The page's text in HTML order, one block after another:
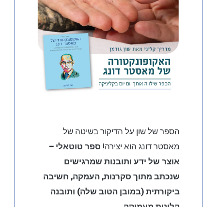
הספר של שון על הדיקור בשיטה של
מאסטר דונג הוא יצירה! ספר טוטאלי –
אוצר של ידע ותובנות שמרגישים
שנכתב מתוך סקרנות, העמקה, חשיבה
ביקורתית (במובן הטוב שלה) ותובנה